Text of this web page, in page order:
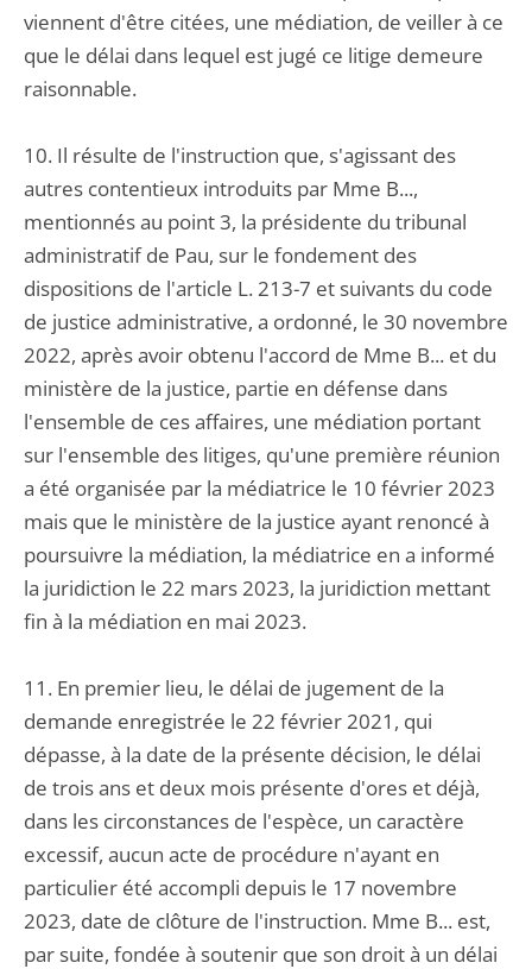
viennent d'être citées, une médiation, de veiller à ce
que le délai dans lequel est jugé ce litige demeure
raisonnable.
10. Il résulte de l'instruction que, s'agissant des
autres contentieux introduits par Mme B...,
mentionnés au point 3, la présidente du tribunal
administratif de Pau, sur le fondement des
dispositions de l'article L. 213-7 et suivants du code
de justice administrative, a ordonné, le 30 novembre
2022, après avoir obtenu l'accord de Mme B... et du
ministère de la justice, partie en défense dans
l'ensemble de ces affaires, une médiation portant
sur l'ensemble des litiges, qu'une première réunion
a été organisée par la médiatrice le 10 février 2023
mais que le ministère de la justice ayant renoncé à
poursuivre la médiation, la médiatrice en a informé
la juridiction le 22 mars 2023, la juridiction mettant
fin à la médiation en mai 2023.
11. En premier lieu, le délai de jugement de la
demande enregistrée le 22 février 2021, qui
dépasse, à la date de la présente décision, le délai
de trois ans et deux mois présente d'ores et déjà,
dans les circonstances de l'espèce, un caractère
excessif, aucun acte de procédure n'ayant en
particulier été accompli depuis le 17 novembre
2023, date de clôture de l'instruction. Mme B... est,
par suite, fondée à soutenir que son droit à un délai